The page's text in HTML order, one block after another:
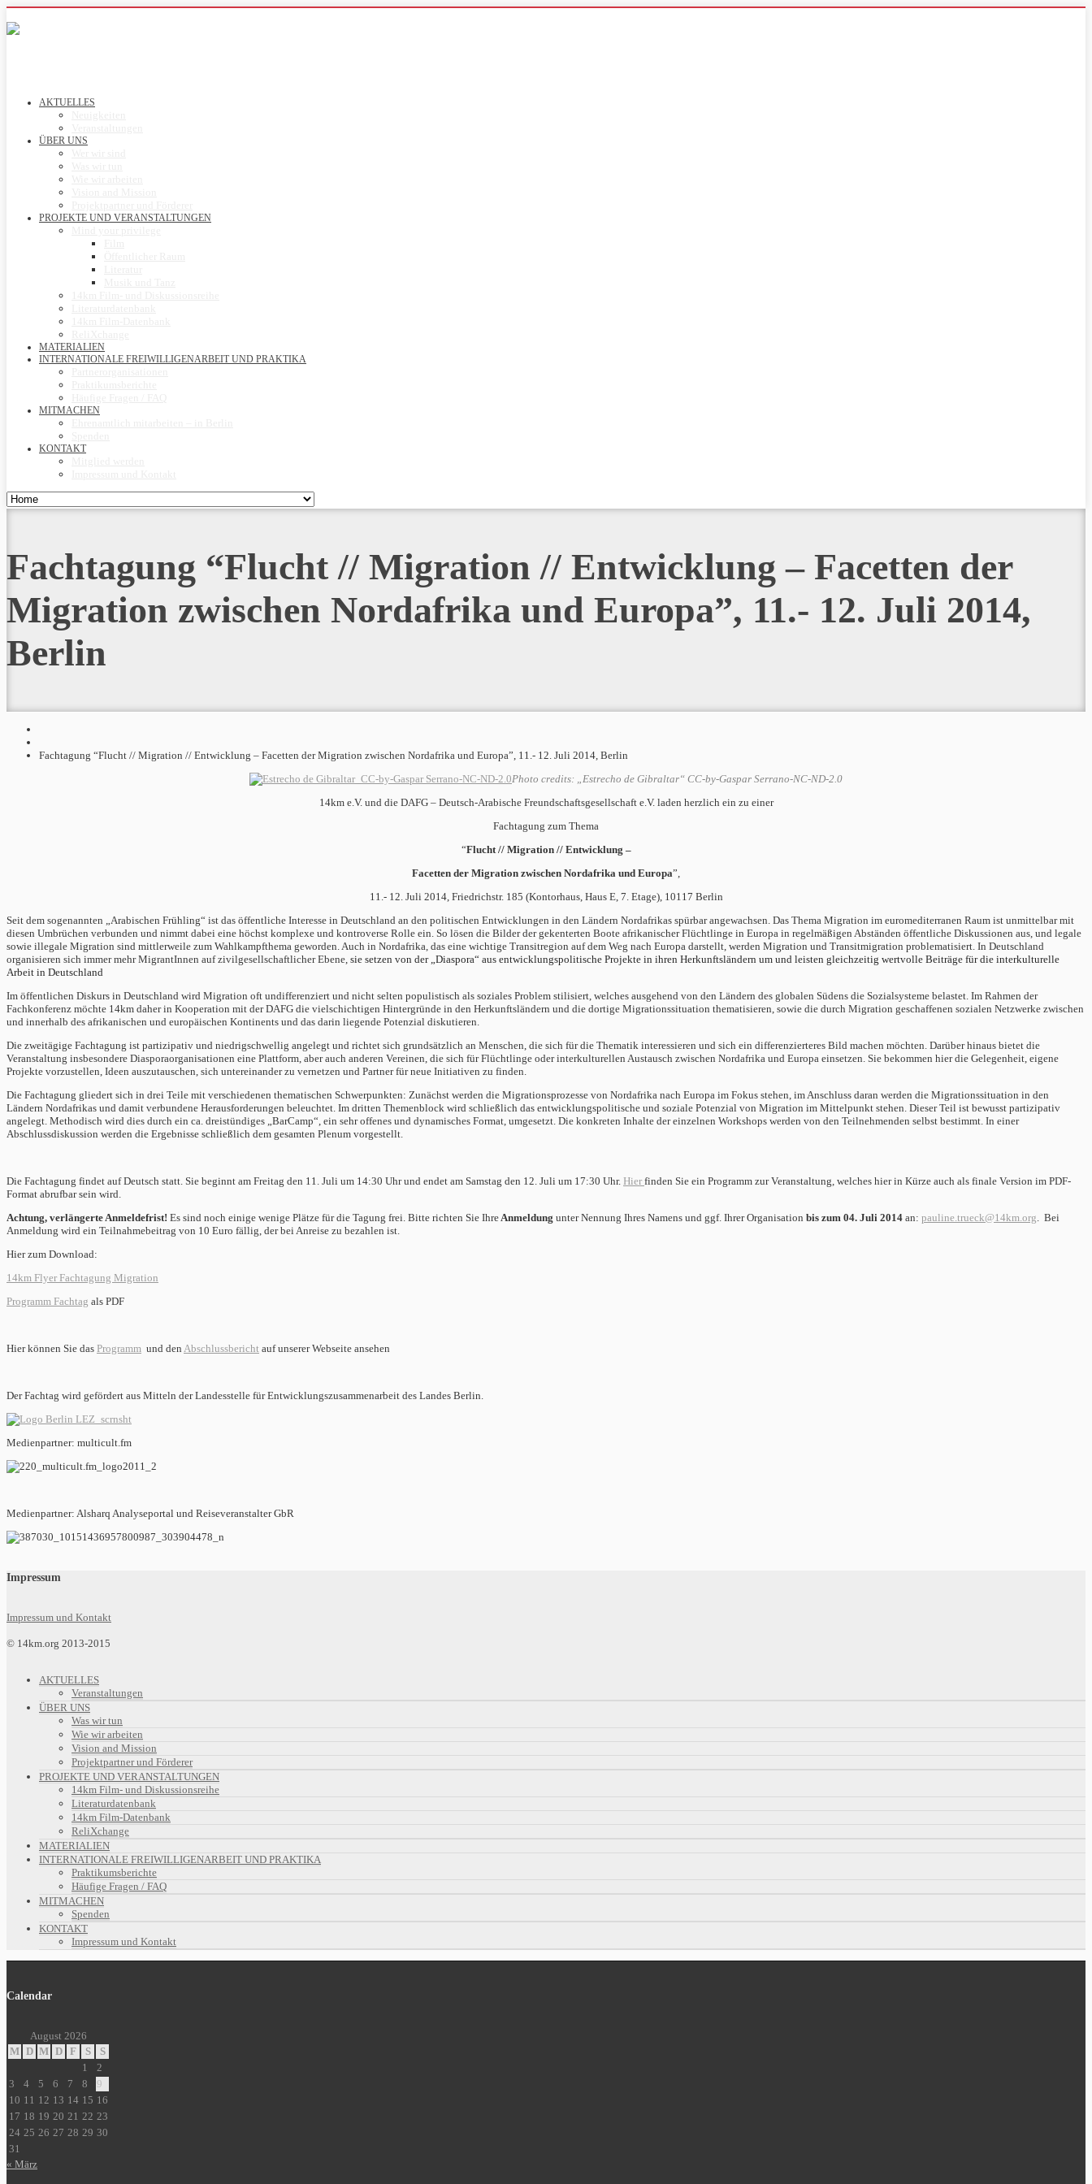
AKTUELLES
ÜBER UNS
PROJEKTE UND VERANSTALTUNGEN
MATERIALIEN
INTERNATIONALE FREIWILLIGENARBEIT UND PRAKTIKA
MITMACHEN
KONTAKT
Fachtagung “Flucht // Migration // Entwicklung – Facetten der
Migration zwischen Nordafrika und Europa”, 11.- 12. Juli 2014,
Berlin
Fachtagung “Flucht // Migration // Entwicklung – Facetten der Migration zwischen Nordafrika und Europa”, 11.- 12. Juli 2014, Berlin
Photo credits: „Estrecho de Gibraltar“ CC-by-Gaspar Serrano-NC-ND-2.0
14km e.V. und die DAFG – Deutsch-Arabische Freundschaftsgesellschaft e.V. laden herzlich ein zu einer
Fachtagung zum Thema
“Flucht // Migration // Entwicklung –
Facetten der Migration zwischen Nordafrika und Europa”,
11.- 12. Juli 2014, Friedrichstr. 185 (Kontorhaus, Haus E, 7. Etage), 10117 Berlin
Seit dem sogenannten „Arabischen Frühling“ ist das öffentliche Interesse in Deutschland an den politischen Entwicklungen in den Ländern Nordafrikas spürbar angewachsen. Das Thema Migration im euromediterranen Raum ist unmittelbar mit
diesen Umbrüchen verbunden und nimmt dabei eine höchst komplexe und kontroverse Rolle ein. So lösen die Bilder der gekenterten Boote afrikanischer Flüchtlinge in Europa in regelmäßigen Abständen öffentliche Diskussionen aus, und legale
sowie illegale Migration sind mittlerweile zum Wahlkampfthema geworden. Auch in Nordafrika, das eine wichtige Transitregion auf dem Weg nach Europa darstellt, werden Migration und Transitmigration problematisiert. In Deutschland
organisieren sich immer mehr MigrantInnen auf zivilgesellschaftlicher Ebene, sie setzen von der „Diaspora“ aus entwicklungspolitische Projekte in ihren Herkunftsländern um und leisten gleichzeitig wertvolle Beiträge für die interkulturelle
Arbeit in Deutschland
Im öffentlichen Diskurs in Deutschland wird Migration oft undifferenziert und nicht selten populistisch als soziales Problem stilisiert, welches ausgehend von den Ländern des globalen Südens die Sozialsysteme belastet. Im Rahmen der
Fachkonferenz möchte 14km daher in Kooperation mit der DAFG die vielschichtigen Hintergründe in den Herkunftsländern und die dortige Migrationssituation thematisieren, sowie die durch Migration geschaffenen sozialen Netzwerke zwischen
und innerhalb des afrikanischen und europäischen Kontinents und das darin liegende Potenzial diskutieren.
Die zweitägige Fachtagung ist partizipativ und niedrigschwellig angelegt und richtet sich grundsätzlich an Menschen, die sich für die Thematik interessieren und sich ein differenzierteres Bild machen möchten. Darüber hinaus bietet die
Veranstaltung insbesondere Diasporaorganisationen eine Plattform, aber auch anderen Vereinen, die sich für Flüchtlinge oder interkulturellen Austausch zwischen Nordafrika und Europa einsetzen. Sie bekommen hier die Gelegenheit, eigene
Projekte vorzustellen, Ideen auszutauschen, sich untereinander zu vernetzen und Partner für neue Initiativen zu finden.
Die Fachtagung gliedert sich in drei Teile mit verschiedenen thematischen Schwerpunkten: Zunächst werden die Migrationsprozesse von Nordafrika nach Europa im Fokus stehen, im Anschluss daran werden die Migrationssituation in den
Ländern Nordafrikas und damit verbundene Herausforderungen beleuchtet. Im dritten Themenblock wird schließlich das entwicklungspolitische und soziale Potenzial von Migration im Mittelpunkt stehen. Dieser Teil ist bewusst partizipativ
angelegt. Methodisch wird dies durch ein ca. dreistündiges „BarCamp“, ein sehr offenes und dynamisches Format, umgesetzt. Die konkreten Inhalte der einzelnen Workshops werden von den Teilnehmenden selbst bestimmt. In einer
Abschlussdiskussion werden die Ergebnisse schließlich dem gesamten Plenum vorgestellt.
Die Fachtagung findet auf Deutsch statt. Sie beginnt am Freitag den 11. Juli um 14:30 Uhr und endet am Samstag den 12. Juli um 17:30 Uhr. Hier finden Sie ein Programm zur Veranstaltung, welches hier in Kürze auch als finale Version im PDF-
Format abrufbar sein wird.
Achtung, verlängerte Anmeldefrist! Es sind noch einige wenige Plätze für die Tagung frei. Bitte richten Sie Ihre Anmeldung unter Nennung Ihres Namens und ggf. Ihrer Organisation bis zum 04. Juli 2014 an: pauline.trueck@14km.org . Bei
Anmeldung wird ein Teilnahmebeitrag von 10 Euro fällig, der bei Anreise zu bezahlen ist.
Hier zum Download:
14km Flyer Fachtagung Migration
Programm Fachtag als PDF
Hier können Sie das Programm und den Abschlussbericht auf unserer Webseite ansehen
Der Fachtag wird gefördert aus Mitteln der Landesstelle für Entwicklungszusammenarbeit des Landes Berlin.
Medienpartner: multicult.fm
Medienpartner: Alsharq Analyseportal und Reiseveranstalter GbR
Impressum
Impressum und Kontakt
© 14km.org 2013-2015
AKTUELLES
Veranstaltungen
ÜBER UNS
Was wir tun
Wie wir arbeiten
Vision and Mission
Projektpartner und Förderer
PROJEKTE UND VERANSTALTUNGEN
14km Film- und Diskussionsreihe
Literaturdatenbank
14km Film-Datenbank
ReliXchange
MATERIALIEN
INTERNATIONALE FREIWILLIGENARBEIT UND PRAKTIKA
Praktikumsberichte
Häufige Fragen / FAQ
MITMACHEN
Spenden
KONTAKT
Impressum und Kontakt
Calendar
August 2026
M D M D F S
S
1
2
3
4 5 6 7 8
9
10 11 12 13 14 15 16
17 18 19 20 21 22 23
24 25 26 27 28 29 30
31
« März